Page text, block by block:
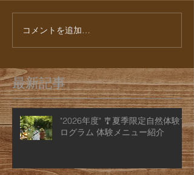
コメントを追加…
最新記事
"2026年度" 🎐夏季限定自然体験プ
ログラム 体験メニュー紹介